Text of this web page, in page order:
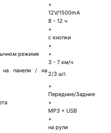
+
12V/1500mA
8 - 12 ч
+
с кнопки
+
режиме
+
3 - 7 км/ч
на панели / на 2/3 шт.
+
Передние/Задние
+
MP3 + USB
+
на рули